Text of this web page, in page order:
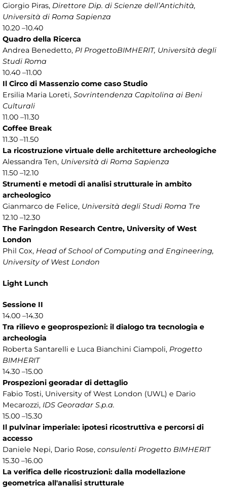
Giorgio Piras, Direttore Dip. di Scienze dell’Antichità,
Università di Roma Sapienza
10.20 –10.40
Quadro della Ricerca
Andrea Benedetto, PI ProgettoBIMHERIT, Università degli
Studi Roma
10.40 –11.00
Il Circo di Massenzio come caso Studio
Ersilia Maria Loreti, Sovrintendenza Capitolina ai Beni
Culturali
11.00 –11.30
Coffee Break
11.30 –11.50
La ricostruzione virtuale delle architetture archeologiche
Alessandra Ten, Università di Roma Sapienza
11.50 –12.10
Strumenti e metodi di analisi strutturale in ambito
archeologico
Gianmarco de Felice, Università degli Studi Roma Tre
12.10 –12.30
The Faringdon Research Centre, University of West
London
Phil Cox, Head of School of Computing and Engineering,
University of West London
Light Lunch
Sessione II
14.00 –14.30
Tra rilievo e geoprospezioni: il dialogo tra tecnologia e
archeologia
Roberta Santarelli e Luca Bianchini Ciampoli, Progetto
BIMHERIT
14.30 –15.00
Prospezioni georadar di dettaglio
Fabio Tosti, University of West London (UWL) e Dario
Mecarozzi, IDS Georadar S.p.a.
15.00 –15.30
Il pulvinar imperiale: ipotesi ricostruttiva e percorsi di
accesso
Daniele Nepi, Dario Rose, consulenti Progetto BIMHERIT
15.30 –16.00
La verifica delle ricostruzioni: dalla modellazione
geometrica all'analisi strutturale